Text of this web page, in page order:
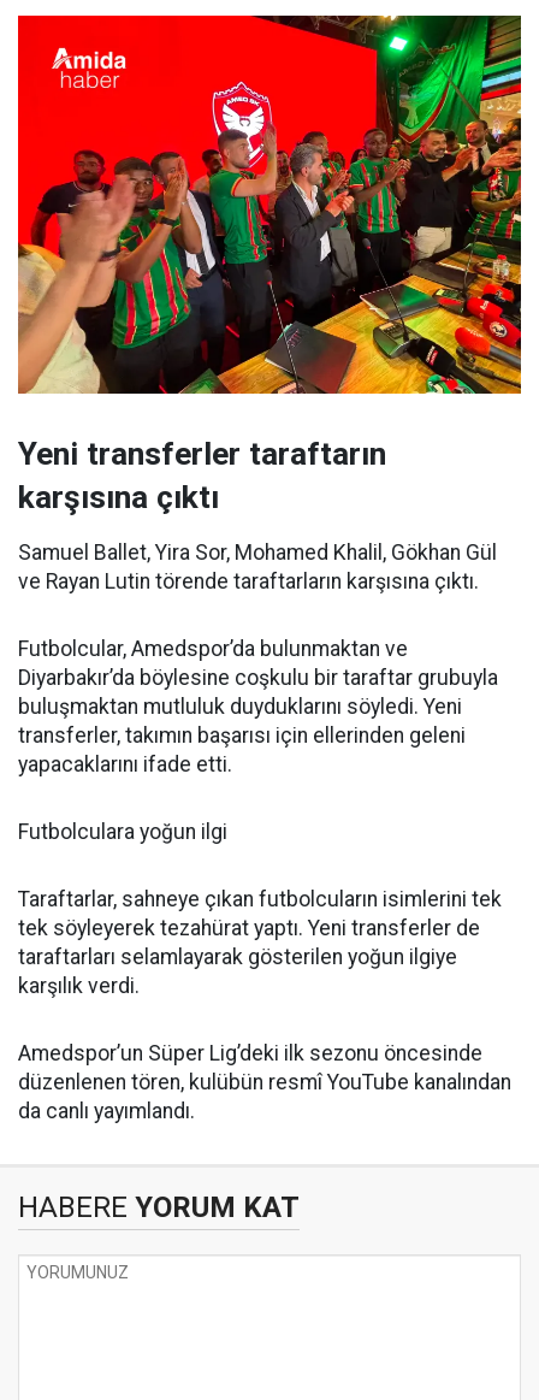
Yeni transferler taraftarın
karşısına çıktı
Samuel Ballet, Yira Sor, Mohamed Khalil, Gökhan Gül
ve Rayan Lutin törende taraftarların karşısına çıktı.
Futbolcular, Amedspor’da bulunmaktan ve
Diyarbakır’da böylesine coşkulu bir taraftar grubuyla
buluşmaktan mutluluk duyduklarını söyledi. Yeni
transferler, takımın başarısı için ellerinden geleni
yapacaklarını ifade etti.
Futbolculara yoğun ilgi
Taraftarlar, sahneye çıkan futbolcuların isimlerini tek
tek söyleyerek tezahürat yaptı. Yeni transferler de
taraftarları selamlayarak gösterilen yoğun ilgiye
karşılık verdi.
Amedspor’un Süper Lig’deki ilk sezonu öncesinde
düzenlenen tören, kulübün resmî YouTube kanalından
da canlı yayımlandı.
HABERE YORUM KAT